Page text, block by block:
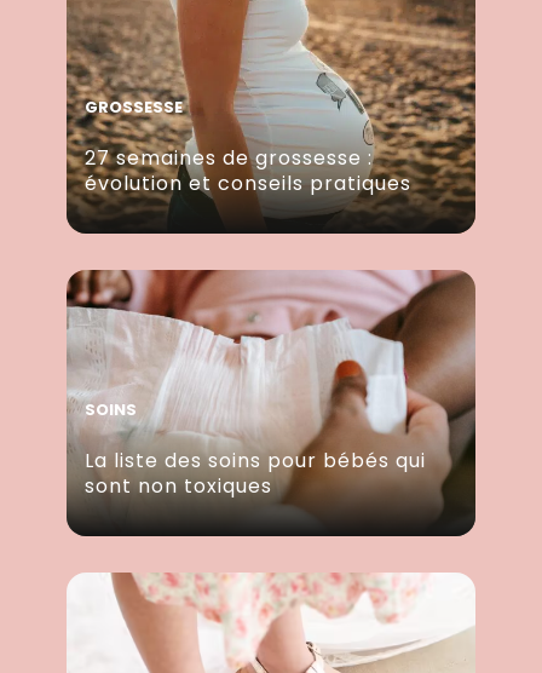
GROSSESSE
27 semaines de grossesse :
évolution et conseils pratiques
SOINS
La liste des soins pour bébés qui
sont non toxiques